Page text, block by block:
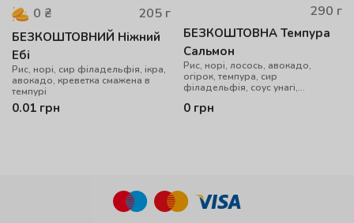
0 ₴ 205 г
БЕЗКОШТОВНИЙ Ніжний
Ебі
Рис, норі, сир філадельфія, ікра,
авокадо, креветка смажена в
темпурі
0.01 грн
290 г
БЕЗКОШТОВНА Темпура
Сальмон
Рис, норі, лосось, авокадо,
огірок, темпура, сир
філадельфія, соус унагі,
0 грн